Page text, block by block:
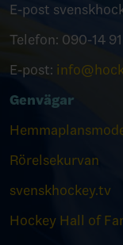
E-post
Telefon: 090-14
E-post:
Genvägar
Rörelsekurvan
svenskhockey.tv
Hockey Hall of